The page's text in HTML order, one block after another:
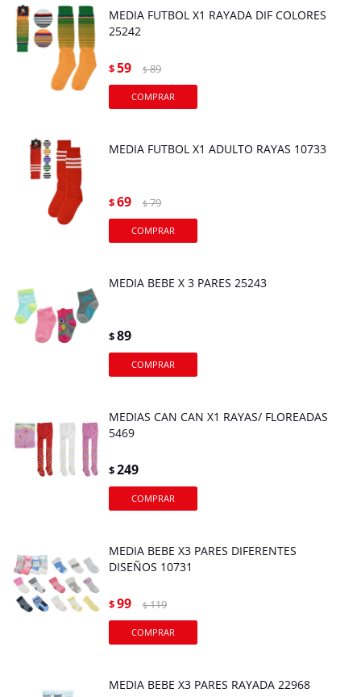
MEDIA FUTBOL X1 RAYADA DIF COLORES
25242
$59 $ 89
MEDIA FUTBOL X1 ADULTO RAYAS 10733
$69 $ 79
MEDIA BEBE X 3 PARES 25243
$89
MEDIAS CAN CAN X1 RAYAS/ FLOREADAS
5469
$249
MEDIA BEBE X3 PARES DIFERENTES
DISEÑOS 10731
$99 $ 119
MEDIA BEBE X3 PARES RAYADA 22968